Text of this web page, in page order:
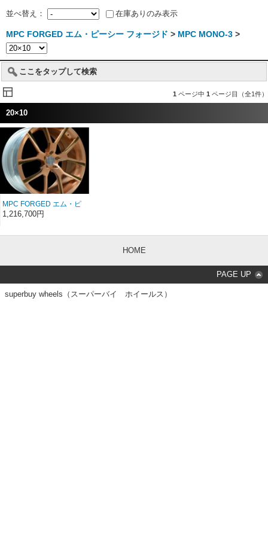
並べ替え： 在庫ありのみ表示
MPC FORGED エム・ピーシー フォージド > MPC MONO-3 >
ここをタップして検索
1 ページ中 1 ページ目（全1件）
20×10
MPC FORGED エム・ピ
ーシー フォージド MPC
1,216,700円
HOME
PAGE UP
superbuy wheels（スーパーバイ ホイールス）